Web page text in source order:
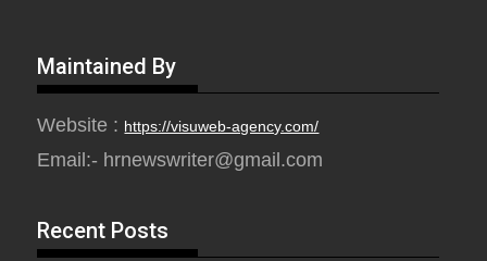
Maintained By
Website : https://visuweb-agency.com/
Email:- hrnewswriter@gmail.com
Recent Posts